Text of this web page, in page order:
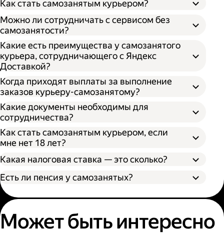
Как стать самозанятым курьером?
Можно ли сотрудничать с сервисом без
самозанятости?
Какие есть преимущества у самозанятого
курьера, сотрудничающего с Яндекс
Доставкой?
Когда приходят выплаты за выполнение
заказов курьеру-самозанятому?
Какие документы необходимы для
сотрудничества?
Как стать самозанятым курьером, если
мне нет 18 лет?
Какая налоговая ставка — это сколько?
Есть ли пенсия у самозанятых?
Может быть интересно